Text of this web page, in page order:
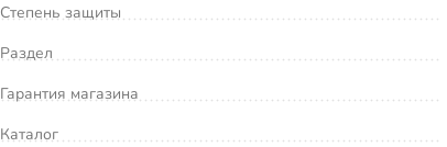
Степень защиты
Раздел
Гарантия магазина
Каталог